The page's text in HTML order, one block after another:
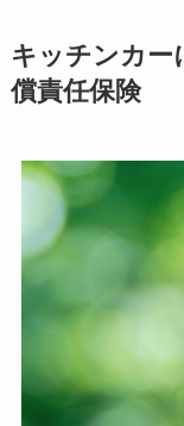
キッチンカー
償責任保険